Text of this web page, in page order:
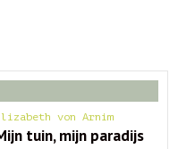
von Arnim
tuin, mijn paradijs